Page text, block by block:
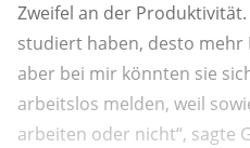
Zweifel an der Produktivität.
studiert haben, desto mehr
aber bei mir könnten sie
arbeitslos melden, weil
arbeiten oder nicht“, sagte